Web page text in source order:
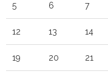
5 6 7
12 13 14
19 20 21